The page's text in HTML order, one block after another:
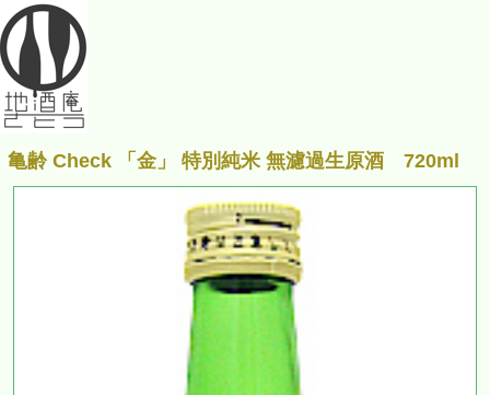
亀齢 Check 「金」 特別純米 無濾過生原酒 720ml